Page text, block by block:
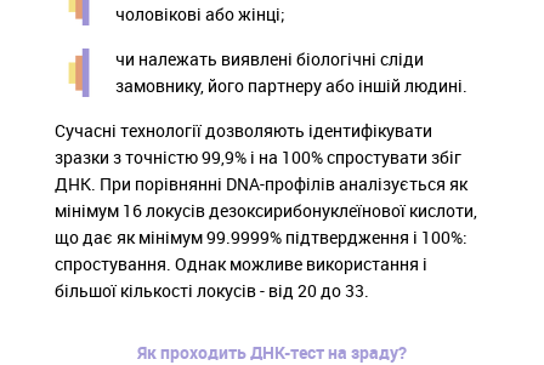
чоловікові або жінці;
чи належать виявлені біологічні сліди
замовнику, його партнеру або іншій людині.
Сучасні технології дозволяють ідентифікувати
зразки з точністю 99,9% і на 100% спростувати збіг
ДНК. При порівнянні DNA-профілів аналізується як
мінімум 16 локусів дезоксирибонуклеїнової кислоти,
що дає як мінімум 99.9999% підтвердження і 100%:
спростування. Однак можливе використання і
більшої кількості локусів - від 20 до 33.
Як проходить ДНК-тест на зраду?